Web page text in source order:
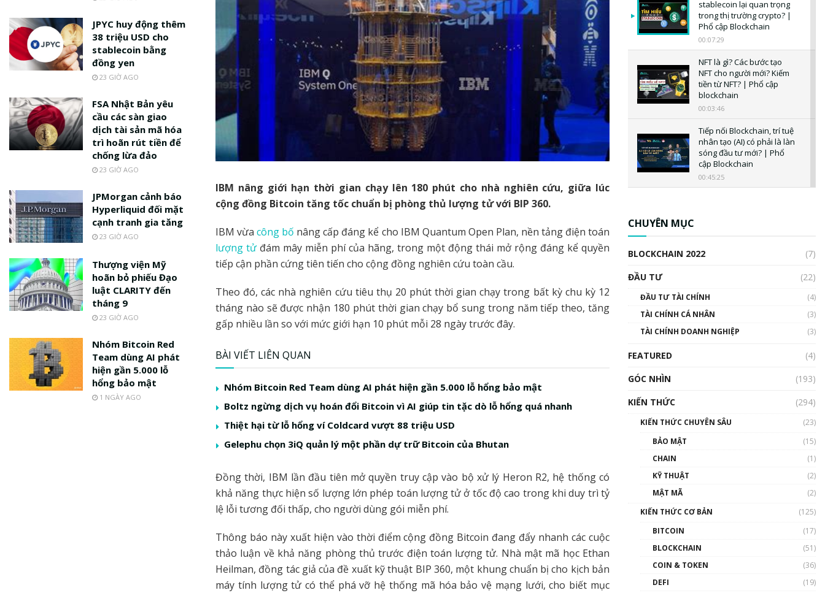
IBM nâng giới hạn thời gian chạy lên 180 phút cho nhà nghiên cứu, giữa lúc
cộng đồng Bitcoin tăng tốc chuẩn bị phòng thủ lượng tử với BIP 360.
IBM vừacông bố nâng cấp đáng kể cho IBM Quantum Open Plan, nền tảng điện toán
lượng tử đám mây miễn phí của hãng, trong một động thái mở rộng đáng kể quyền
tiếp cận phần cứng tiên tiến cho cộng đồng nghiên cứu toàn cầu.
Theo đó, các nhà nghiên cứu tiêu thụ 20 phút thời gian chạy trong bất kỳ chu kỳ 12
tháng nào sẽ được nhận 180 phút thời gian chạy bổ sung trong năm tiếp theo, tăng
gấp nhiều lần so với mức giới hạn 10 phút mỗi 28 ngày trước đây.
BÀI VIẾT LIÊN QUAN
Nhóm Bitcoin Red Team dùng AI phát hiện gần 5.000 lỗ hổng bảo mật
Boltz ngừng dịch vụ hoán đổi Bitcoin vì AI giúp tin tặc dò lỗ hổng quá nhanh
Thiệt hại từ lỗ hổng ví Coldcard vượt 88 triệu USD
Gelephu chọn 3iQ quản lý một phần dự trữ Bitcoin của Bhutan
Đồng thời, IBM lần đầu tiên mở quyền truy cập vào bộ xử lý Heron R2, hệ thống có
khả năng thực hiện số lượng lớn phép toán lượng tử ở tốc độ cao trong khi duy trì tỷ
lệ lỗi tương đối thấp, cho người dùng gói miễn phí.
Thông báo này xuất hiện vào thời điểm cộng đồng Bitcoin đang đẩy nhanh các cuộc
thảo luận về khả năng phòng thủ trước điện toán lượng tử. Nhà mật mã học Ethan
Heilman, đồng tác giả của đề xuất kỹ thuật BIP 360, một khung chuẩn bị cho kịch bản
máy tính lượng tử có thể phá vỡ hệ thống mã hóa bảo vệ mạng lưới, cho biết mục
JPYC huy động thêm
38 triệu USD cho
stablecoin bằng
đồng yen
23 GIỜ AGO
FSA Nhật Bản yêu
cầu các sàn giao
dịch tài sản mã hóa
trì hoãn rút tiền để
chống lừa đảo
23 GIỜ AGO
JPMorgan cảnh báo
Hyperliquid đối mặt
cạnh tranh gia tăng
23 GIỜ AGO
Thượng viện Mỹ
hoãn bỏ phiếu Đạo
luật CLARITY đến
tháng 9
23 GIỜ AGO
Nhóm Bitcoin Red
Team dùng AI phát
hiện gần 5.000 lỗ
hổng bảo mật
1 NGÀY AGO
stablecoin lại quan trọng
trong thị trường crypto? |
Phổ cập Blockchain
00:07:29
NFT là gì? Các bước tạo
NFT cho người mới? Kiếm
tiền từ NFT? | Phổ cập
blockchain
00:03:46
Tiếp nối Blockchain, trí tuệ
nhân tạo (AI) có phải là làn
sóng đầu tư mới? | Phổ
cập Blockchain
00:45:25
uptrend trong năm 2023? |
Phổ cập Blockchain
00:02:14
Nhìn lại năm 2022: Những
nhân vật ảnh hưởng nhất
hệ sinh thái tiền mã hoá |
Blockchain
Nhân sự tương lại ngành
Blockchain Việt Nam | Phổ
cập Blockchain
CHUYÊN MỤC
BLOCKCHAIN 2022
(7)
ĐẦU TƯ
(22)
ĐẦU TƯ TÀI CHÍNH
(4)
TÀI CHÍNH CÁ NHÂN
(3)
TÀI CHÍNH DOANH NGHIỆP
(3)
FEATURED
(4)
GÓC NHÌN
(193)
KIẾN THỨC
(294)
KIẾN THỨC CHUYÊN SÂU
(23)
BẢO MẬT
(15)
CHAIN
(1)
KỸ THUẬT
(2)
MẬT MÃ
(2)
KIẾN THỨC CƠ BẢN
(125)
BITCOIN
(17)
BLOCKCHAIN
(51)
COIN & TOKEN
(36)
DEFI
(19)